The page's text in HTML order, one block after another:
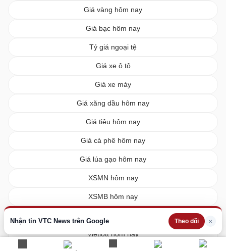
Nhận tin VTC News trên Google Theo dõi ×
Giá vàng hôm nay
Giá bạc hôm nay
Tỷ giá ngoại tệ
Giá xe ô tô
Giá xe máy
Giá xăng dầu hôm nay
Giá tiêu hôm nay
Giá cà phê hôm nay
Giá lúa gạo hôm nay
XSMN hôm nay
XSMB hôm nay
Vietlott hôm nay